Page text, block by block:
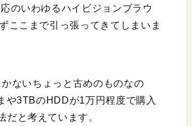
のいわゆるハイビジョンブラウ
ここまで引っ張ってきてしまいま
ないちょっと古めのものなの
や3TBのHDDが1万円程度で購入
と考えています。